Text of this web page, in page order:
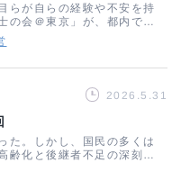
らが自らの経験や不安を持
の会＠東京」が、都内で初
理士」とは、親や祖父母が
ある…
2026.5.31
た。しかし、国民の多くは
齢化と後継者不足の深刻さ
産面だけではなく、事業承
領域…